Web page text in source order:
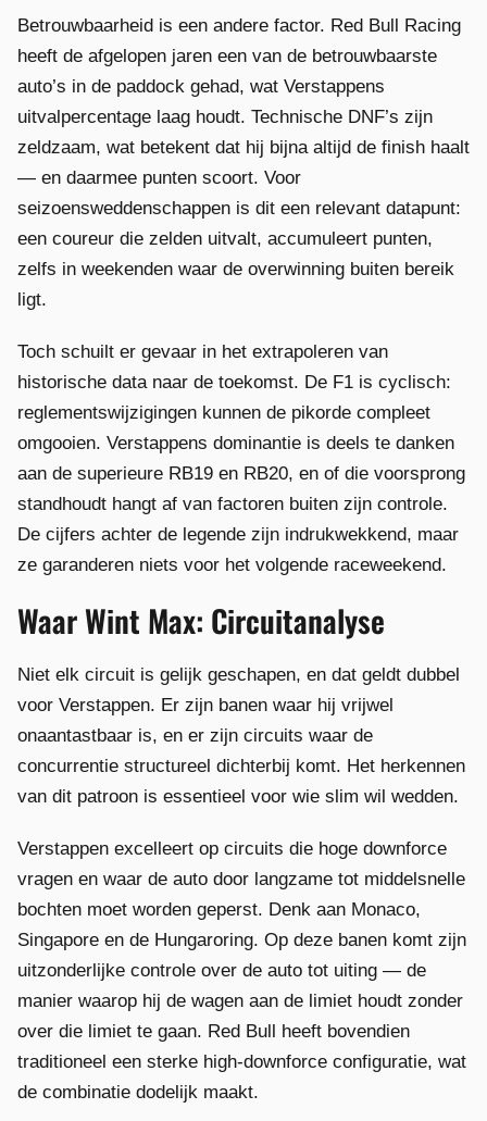
Betrouwbaarheid is een andere factor. Red Bull Racing
heeft de afgelopen jaren een van de betrouwbaarste
auto’s in de paddock gehad, wat Verstappens
uitvalpercentage laag houdt. Technische DNF’s zijn
zeldzaam, wat betekent dat hij bijna altijd de finish haalt
— en daarmee punten scoort. Voor
seizoensweddenschappen is dit een relevant datapunt:
een coureur die zelden uitvalt, accumuleert punten,
zelfs in weekenden waar de overwinning buiten bereik
ligt.
Toch schuilt er gevaar in het extrapoleren van
historische data naar de toekomst. De F1 is cyclisch:
reglementswijzigingen kunnen de pikorde compleet
omgooien. Verstappens dominantie is deels te danken
aan de superieure RB19 en RB20, en of die voorsprong
standhoudt hangt af van factoren buiten zijn controle.
De cijfers achter de legende zijn indrukwekkend, maar
ze garanderen niets voor het volgende raceweekend.
Waar Wint Max: Circuitanalyse
Niet elk circuit is gelijk geschapen, en dat geldt dubbel
voor Verstappen. Er zijn banen waar hij vrijwel
onaantastbaar is, en er zijn circuits waar de
concurrentie structureel dichterbij komt. Het herkennen
van dit patroon is essentieel voor wie slim wil wedden.
Verstappen excelleert op circuits die hoge downforce
vragen en waar de auto door langzame tot middelsnelle
bochten moet worden geperst. Denk aan Monaco,
Singapore en de Hungaroring. Op deze banen komt zijn
uitzonderlijke controle over de auto tot uiting — de
manier waarop hij de wagen aan de limiet houdt zonder
over die limiet te gaan. Red Bull heeft bovendien
traditioneel een sterke high-downforce configuratie, wat
de combinatie dodelijk maakt.